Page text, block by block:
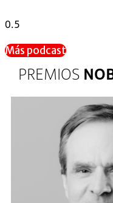
Más podcast
PREMIOS